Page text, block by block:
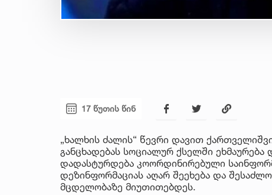
17 წუთის წინ
„ხალხის ძალის“ წევრი დავით
განცხადებას სოციალურ ქსელში
დადასტურდება კოორდინირებული
დეზინფორმაციას აღარ შეეხება და
მცდელობაზე მიუთითებდეს.